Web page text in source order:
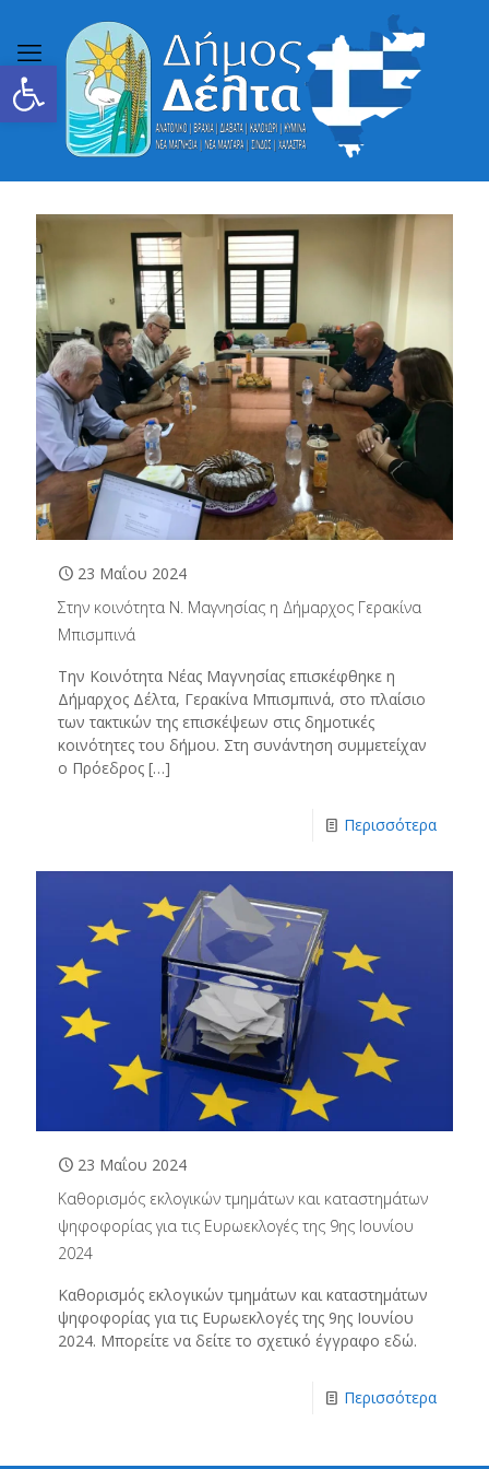
Ανοίξτε τη γραμμή εργαλείων
23 Μαΐου 2024
Στην κοινότητα Ν. Μαγνησίας η Δήμαρχος Γερακίνα
Μπισμπινά
Την Κοινότητα Νέας Μαγνησίας επισκέφθηκε η
Δήμαρχος Δέλτα, Γερακίνα Μπισμπινά, στο πλαίσιο
των τακτικών της επισκέψεων στις δημοτικές
κοινότητες του δήμου. Στη συνάντηση συμμετείχαν
ο Πρόεδρος […]
Περισσότερα
23 Μαΐου 2024
Καθορισμός εκλογικών τμημάτων και καταστημάτων
ψηφοφορίας για τις Ευρωεκλογές της 9ης Ιουνίου
2024
Καθορισμός εκλογικών τμημάτων και καταστημάτων
ψηφοφορίας για τις Ευρωεκλογές της 9ης Ιουνίου
2024. Μπορείτε να δείτε το σχετικό έγγραφο εδώ.
Περισσότερα